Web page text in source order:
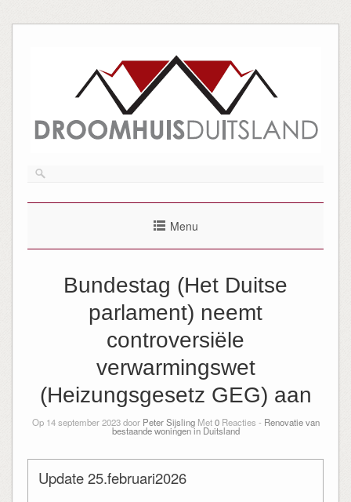
Menu
Bundestag (Het Duitse
parlament) neemt
controversiële
verwarmingswet
(Heizungsgesetz GEG) aan
Op 14 september 2023 door Peter SijslingMet0Reacties - Renovatie van
bestaande woningen in Duitsland
Update 25.februari2026